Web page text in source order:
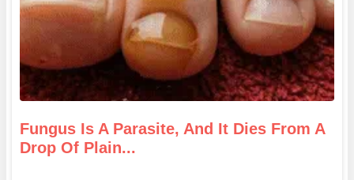
Fungus Is A Parasite, And It Dies From A
Drop Of Plain...